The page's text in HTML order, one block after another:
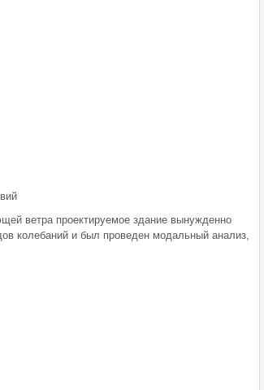
ветра проектируемое здание вынужденно
колебаний и был проведен модальный анализ,